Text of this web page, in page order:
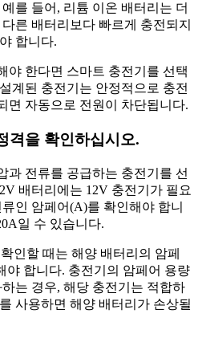
를 들어, 리튬 이온 배터리는 더
른 배터리보다 빠르게 충전되지
합니다.
야 한다면 스마트 충전기를 선택
계된 충전기는 안정적으로 충전
면 자동으로 전원이 차단됩니다.
격을 확인하십시오.
과 전류를 공급하는 충전기를 선
배터리에는 12V 충전기가 필요
인 암페어(A)를 확인해야 합니
일 수 있습니다.
인할 때는 해양 배터리의 암페
야 합니다. 충전기의 암페어 용량
는 경우, 해당 충전기는 적합하
사용하면 해양 배터리가 손상될